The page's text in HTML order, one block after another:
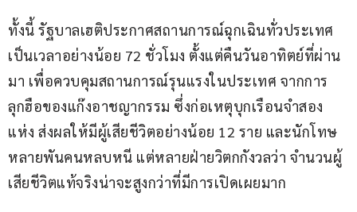
ทั้งนี้ รัฐบาลเฮติประกาศสถานการณ์ฉุกเฉินทั่วประเทศ
เป็นเวลาอย่างน้อย 72 ชั่วโมง ตั้งแต่คืนวันอาทิตย์ที่ผ่าน
มา เพื่อควบคุมสถานการณ์รุนแรงในประเทศ จากการ
ลุกฮือของแก๊งอาชญากรรม ซึ่งก่อเหตุบุกเรือนจำสอง
แห่ง ส่งผลให้มีผู้เสียชีวิตอย่างน้อย 12 ราย และนักโทษ
หลายพันคนหลบหนี แต่หลายฝ่ายวิตกกังวลว่า จำนวนผู้
เสียชีวิตแท้จริงน่าจะสูงกว่าที่มีการเปิดเผยมาก